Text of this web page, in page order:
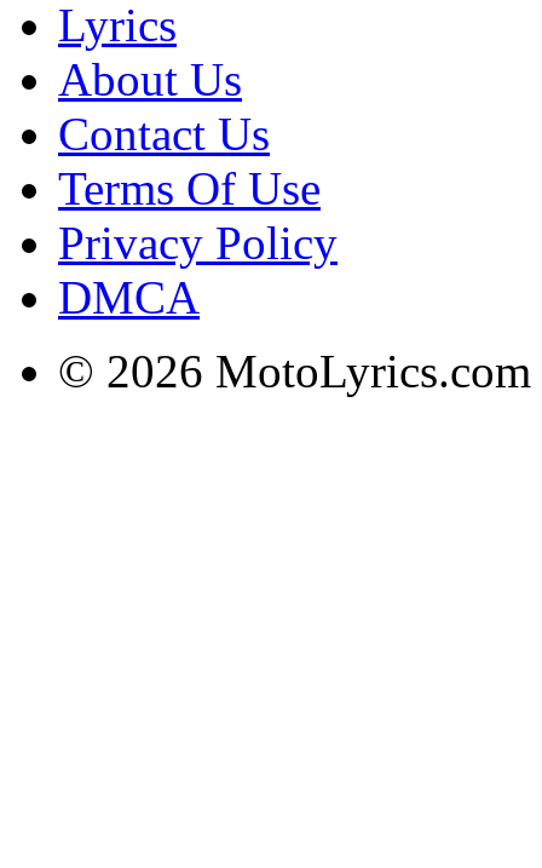
Lyrics
About Us
Contact Us
Terms Of Use
Privacy Policy
DMCA
© 2026 MotoLyrics.com